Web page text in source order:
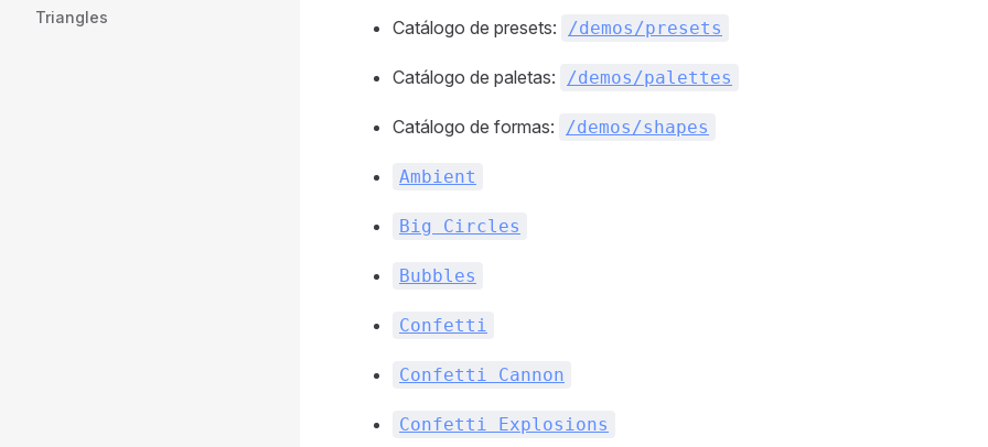
Triangles
Catálogo de presets: /demos/presets
Catálogo de paletas: /demos/palettes
Catálogo de formas: /demos/shapes
Ambient
Big Circles
Bubbles
Confetti
Confetti Cannon
Confetti Explosions